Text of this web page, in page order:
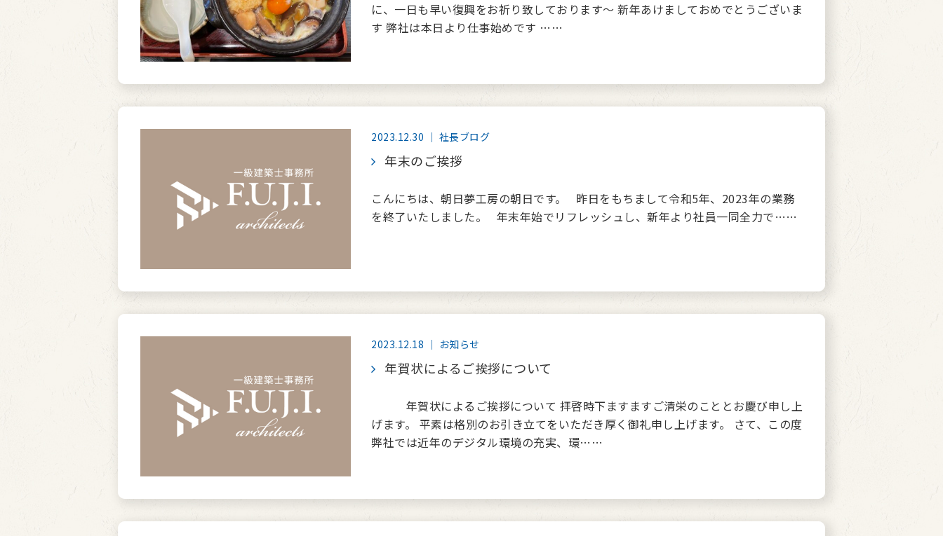
に、一日も早い復興をお祈り致しております～ 新年あけましておめでとうございま
す 弊社は本日より仕事始めです ……
2023.12.30 ｜ 社長ブログ
年末のご挨拶
こんにちは、朝日夢工房の朝日です。 昨日をもちまして令和5年、2023年の業務
を終了いたしました。 年末年始でリフレッシュし、新年より社員一同全力で……
2023.12.18 ｜ お知らせ
年賀状によるご挨拶について
年賀状によるご挨拶について 拝啓時下ますますご清栄のこととお慶び申し上
げます。 平素は格別のお引き立てをいただき厚く御礼申し上げます。 さて、この度
弊社では近年のデジタル環境の充実、環……